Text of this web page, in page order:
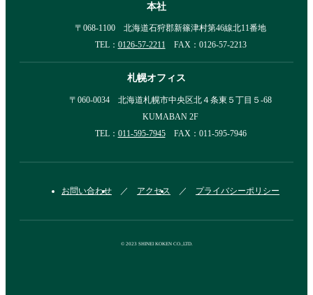
本社
〒068-1100 北海道石狩郡新篠津村第46線北11番地
TEL： 0126-57-2211FAX：0126-57-2213
札幌オフィス
〒060-0034 北海道札幌市中央区北４条東５丁目５-68
KUMABAN 2F
TEL： 011-595-7945FAX：011-595-7946
お問い合わせ アクセス プライバシーポリシー
© 2023 SHINEI KOKEN CO.,LTD.